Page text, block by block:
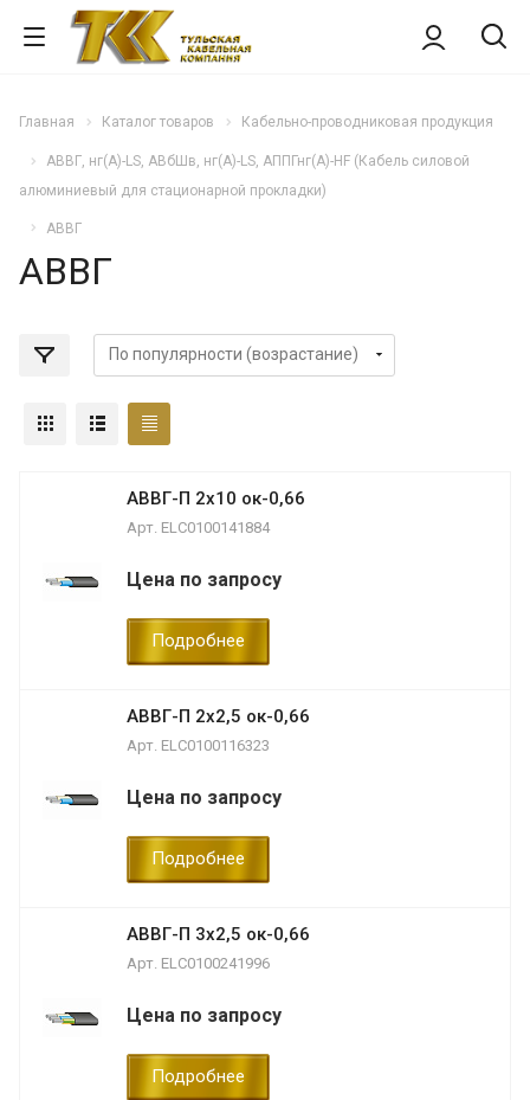
Главная Каталог товаров Кабельно-проводниковая продукция
АВВГ, нг(А)-LS, АВбШв, нг(А)-LS, АППГнг(А)-HF (Кабель силовой
алюминиевый для стационарной прокладки)
АВВГ
АВВГ
АВВГ-П 2х10 ок-0,66
Арт. ELC0100141884
Цена по запросу
Подробнее
АВВГ-П 2х2,5 ок-0,66
Арт. ELC0100116323
Цена по запросу
Подробнее
АВВГ-П 3х2,5 ок-0,66
Арт. ELC0100241996
Цена по запросу
Подробнее